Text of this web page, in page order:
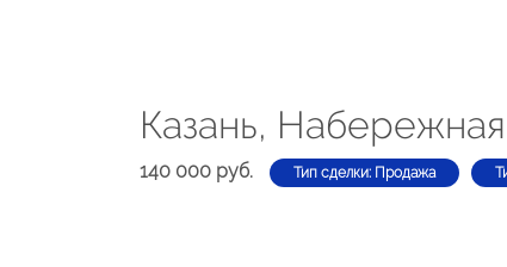
Казань,
140 000 руб. Тип сделки: Продажа